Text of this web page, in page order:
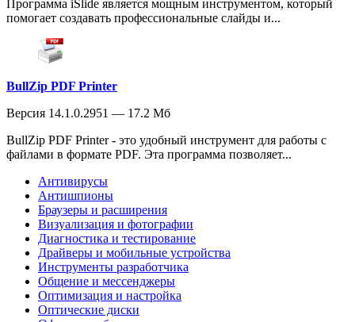
Программа iSlide является мощным инструментом, который
помогает создавать профессиональные слайды и...
BullZip PDF Printer
Версия 14.1.0.2951 — 17.2 Мб
BullZip PDF Printer - это удобный инструмент для работы с
файлами в формате PDF. Эта программа позволяет...
Антивирусы
Антишпионы
Браузеры и расширения
Визуализация и фотографии
Диагностика и тестирование
Драйверы и мобильные устройства
Инструменты разработчика
Общение и мессенджеры
Оптимизация и настройка
Оптические диски